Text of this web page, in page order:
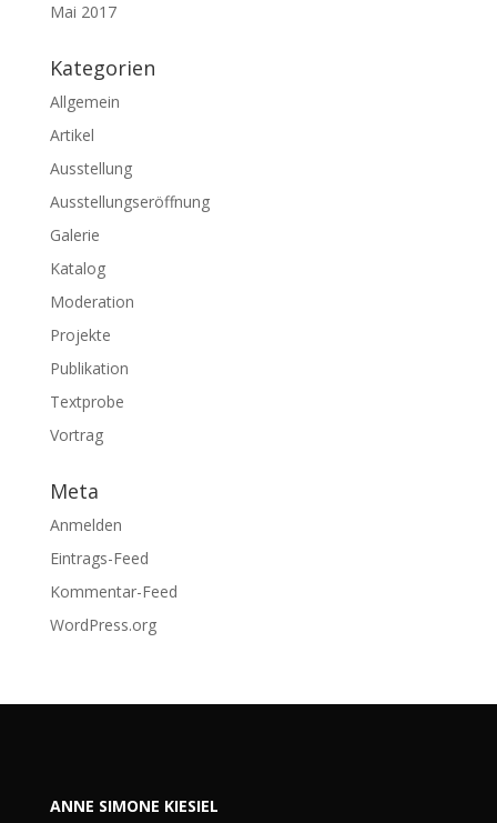
Mai 2017
Kategorien
Allgemein
Artikel
Ausstellung
Ausstellungseröffnung
Galerie
Katalog
Moderation
Projekte
Publikation
Textprobe
Vortrag
Meta
Anmelden
Eintrags-Feed
Kommentar-Feed
WordPress.org
ANNE SIMONE KIESIEL